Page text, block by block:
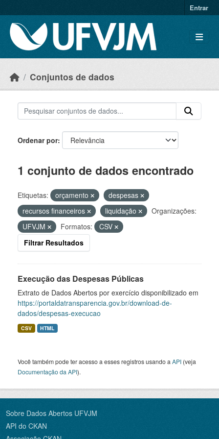
Entrar
Conjuntos de dados
Ordenar por
1 conjunto de dados encontrado
Etiquetas: orçamento
despesas
recursos financeiros
liquidação
Organizações:
UFVJM
Formatos:
CSV
Filtrar Resultados
Execução das Despesas Públicas
Extrato de Dados Abertos por exercício disponibilizado em
https://portaldatransparencia.gov.br/download-de-
dados/despesas-execucao
CSV HTML
Você também pode ter acesso a esses registros usando a API (veja
Documentação da API).
Sobre Dados Abertos UFVJM
API do CKAN